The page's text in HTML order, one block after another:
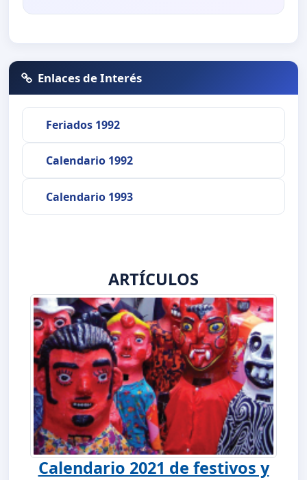
Enlaces de Interés
Feriados 1992
Calendario 1992
Calendario 1993
ARTÍCULOS
Calendario 2021 de festivos y